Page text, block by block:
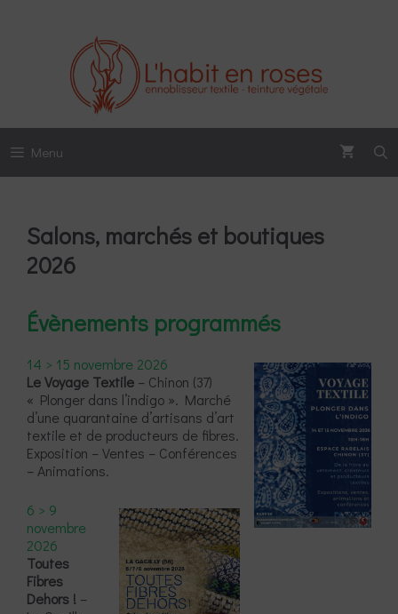
Menu
Salons, marchés et boutiques
2026
Évènements programmés
14 > 15 novembre 2026
Le Voyage Textile – Chinon (37)
« Plonger dans l’indigo ». Marché
d’une quarantaine d’artisans d’art
textile et de producteurs de fibres.
Exposition – Ventes – Conférences
– Animations.
6 > 9
novembre
2026
Toutes
Fibres
Dehors ! –